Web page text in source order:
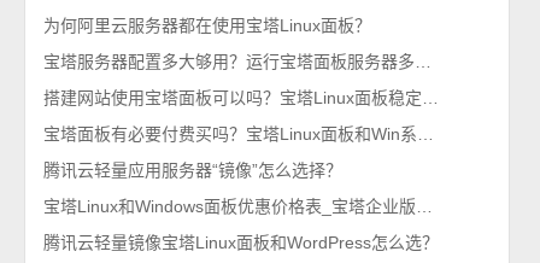
为何阿里云服务器都在使用宝塔Linux面板？
腾讯云轻量应用服务器“镜像”怎么选择？
腾讯云轻量镜像宝塔Linux面板和WordPress怎么选？